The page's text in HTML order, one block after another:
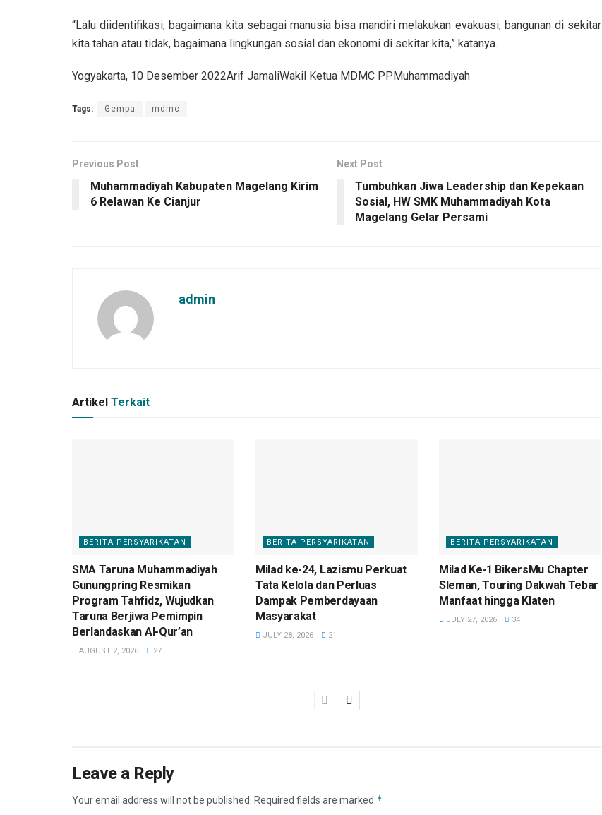
“Lalu diidentifikasi, bagaimana kita sebagai manusia bisa mandiri melakukan evakuasi, bangunan di sekitar
kita tahan atau tidak, bagaimana lingkungan sosial dan ekonomi di sekitar kita,” katanya.
Yogyakarta, 10 Desember 2022Arif JamaliWakil Ketua MDMC PPMuhammadiyah
Tags: Gempa mdmc
Previous Post
Muhammadiyah Kabupaten Magelang Kirim
6 Relawan Ke Cianjur
Next Post
Tumbuhkan Jiwa Leadership dan Kepekaan
Sosial, HW SMK Muhammadiyah Kota
Magelang Gelar Persami
admin
Artikel Terkait
BERITA PERSYARIKATAN
SMA Taruna Muhammadiyah
Gunungpring Resmikan
Program Tahfidz, Wujudkan
Taruna Berjiwa Pemimpin
Berlandaskan Al-Qur’an
AUGUST 2, 2026 27
BERITA PERSYARIKATAN
Milad ke-24, Lazismu Perkuat
Tata Kelola dan Perluas
Dampak Pemberdayaan
Masyarakat
JULY 28, 2026 21
BERITA PERSYARIKATAN
Milad Ke-1 BikersMu Chapter
Sleman, Touring Dakwah Tebar
Manfaat hingga Klaten
JULY 27, 2026 34
Leave a Reply
Your email address will not be published. Required fields are marked *